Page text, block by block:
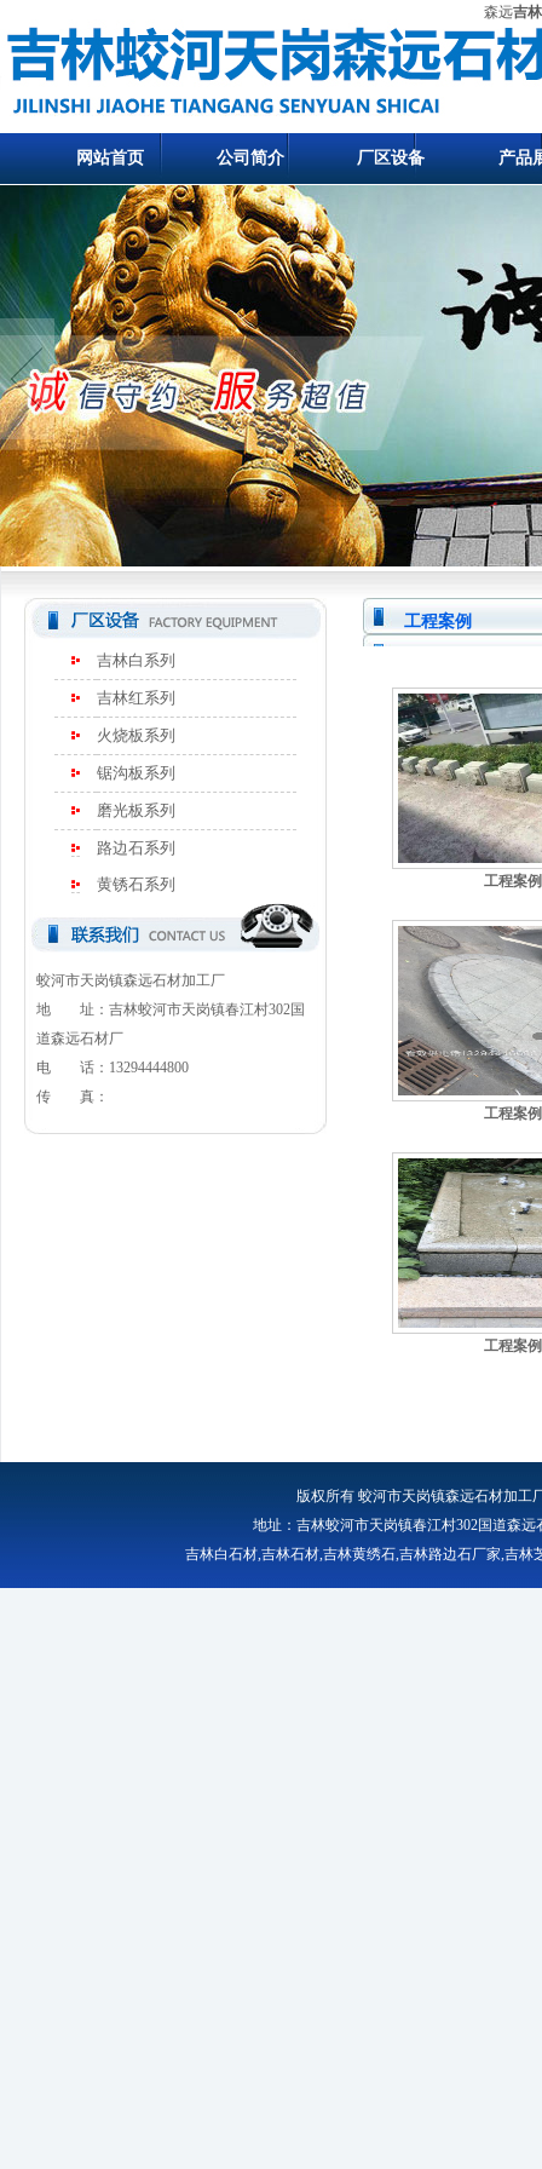
森远吉
网站首页 公司简介 厂区设备 产品
吉林白系列
吉林红系列
火烧板系列
锯沟板系列
磨光板系列
路边石系列
黄锈石系列
蛟河市天岗镇森远石材加工厂
地 址：吉林蛟河市天岗镇春江村302国
道森远石材厂
电 话：13294444800
传 真：
工程案例
工程案例
工程案例
工程案例
版权所有 蛟河市天岗镇森远石材加工
地址：吉林蛟河市天岗镇春江村302国道森远
吉林白石材,吉林石材,吉林黄绣石,吉林路边石厂家,吉林